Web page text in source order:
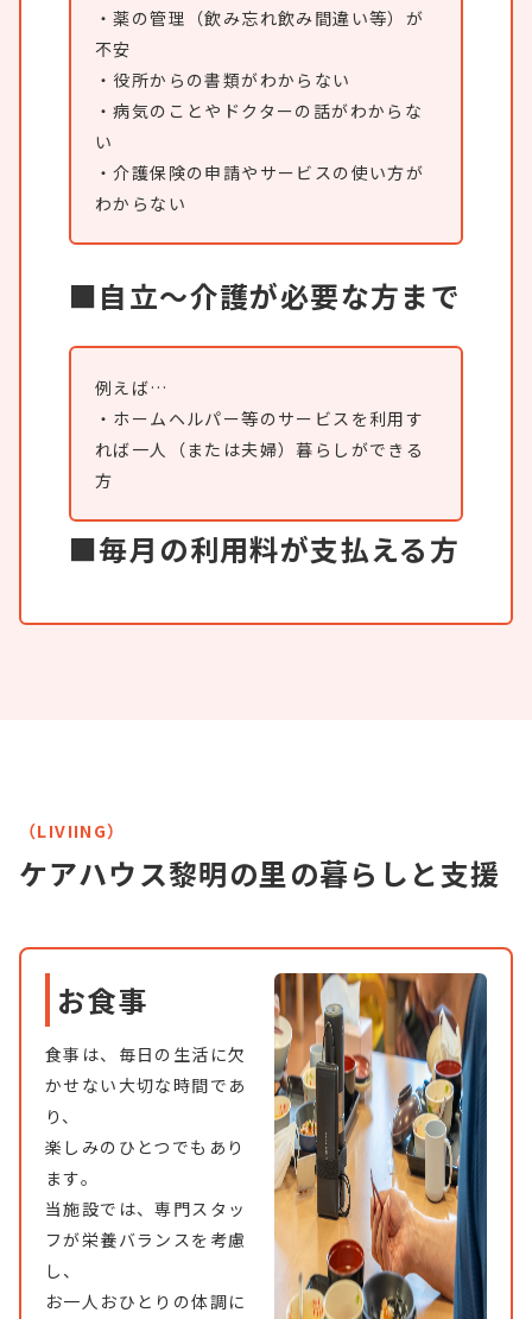
・薬の管理（飲み忘れ飲み間違い等）が
不安
・役所からの書類がわからない
・病気のことやドクターの話がわからな
い
・介護保険の申請やサービスの使い方が
わからない
■自立～介護が必要な方まで
例えば…
・ホームヘルパー等のサービスを利用す
れば一人（または夫婦）暮らしができる
方
■毎月の利用料が支払える方
（LIVIING）
ケアハウス黎明の里の暮らしと支援
お食事
食事は、毎日の生活に欠
かせない大切な時間であ
り、
楽しみのひとつでもあり
ます。
当施設では、専門スタッ
フが栄養バランスを考慮
し、
お一人おひとりの体調に